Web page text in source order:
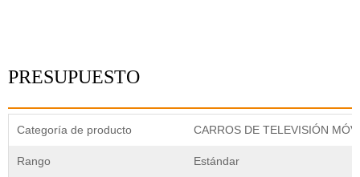
PRESUPUESTO
Categoría de producto CARROS DE TELEVISIÓN
Rango Estándar